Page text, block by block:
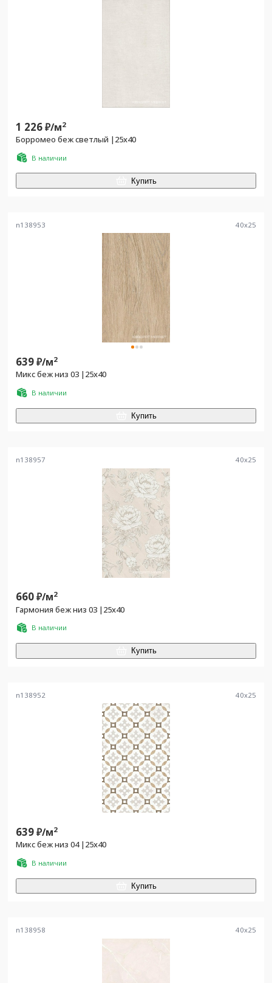
1 226₽/м2
Борромео беж светлый |25x40
В наличии
Купить
n138953 40x25
639₽/м2
Микс беж низ 03 |25x40
В наличии
Купить
n138957 40x25
660₽/м2
Гармония беж низ 03 |25x40
В наличии
Купить
n138952 40x25
639₽/м2
Микс беж низ 04 |25x40
В наличии
Купить
n138958 40x25